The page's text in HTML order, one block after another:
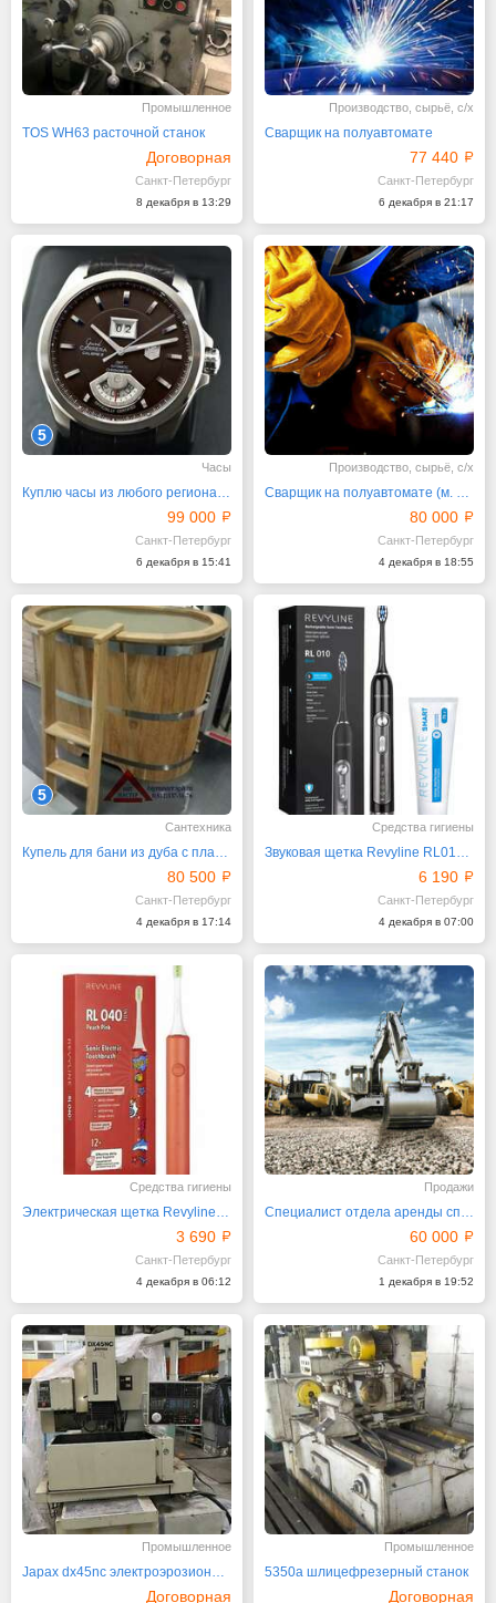
Промышленное
TOS WH63 расточной станок
Договорная
Санкт-Петербург
8 декабря в 13:29
Производство, сырьё, с/х
Сварщик на полуавтомате
77 440
Санкт-Петербург
6 декабря в 21:17
5
Часы
Куплю часы из любого региона до 990 тыс. р
99 000
Санкт-Петербург
6 декабря в 15:41
Производство, сырьё, с/х
Сварщик на полуавтомате (м. Бухарестская)
80 000
Санкт-Петербург
4 декабря в 18:55
5
Сантехника
Купель для бани из дуба с пластиковым вкладышем
80 500
Санкт-Петербург
4 декабря в 17:14
Средства гигиены
Звуковая щетка Revyline RL010 Black
6 190
Санкт-Петербург
4 декабря в 07:00
Средства гигиены
Электрическая щетка Revyline RL040 Teens
3 690
Санкт-Петербург
4 декабря в 06:12
Продажи
Специалист отдела аренды спецтехники
60 000
Санкт-Петербург
1 декабря в 19:52
Промышленное
Japax dx45nc электроэрозионный станок
Договорная
Промышленное
5350а шлицефрезерный станок
Договорная